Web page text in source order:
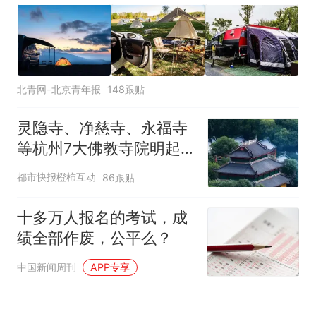
北青网-北京青年报 148跟贴
灵隐寺、净慈寺、永福寺
等杭州7大佛教寺院明起
临时关闭，别跑空了
都市快报橙柿互动 86跟贴
十多万人报名的考试，成
绩全部作废，公平么？
中国新闻周刊 APP专享